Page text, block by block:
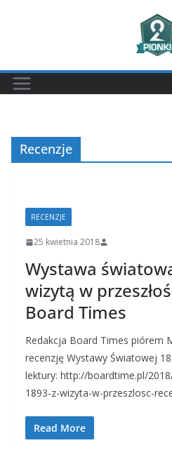
Recenzje
RECENZJE
25 kwietnia 2018
Wystawa
wizytą w
Board Times
Redakcja Board Times piórem
recenzję Wystawy Światowej
lektury: http://boardtime.pl/
1893-z-wizyta-w-przeszlosc-
Read More